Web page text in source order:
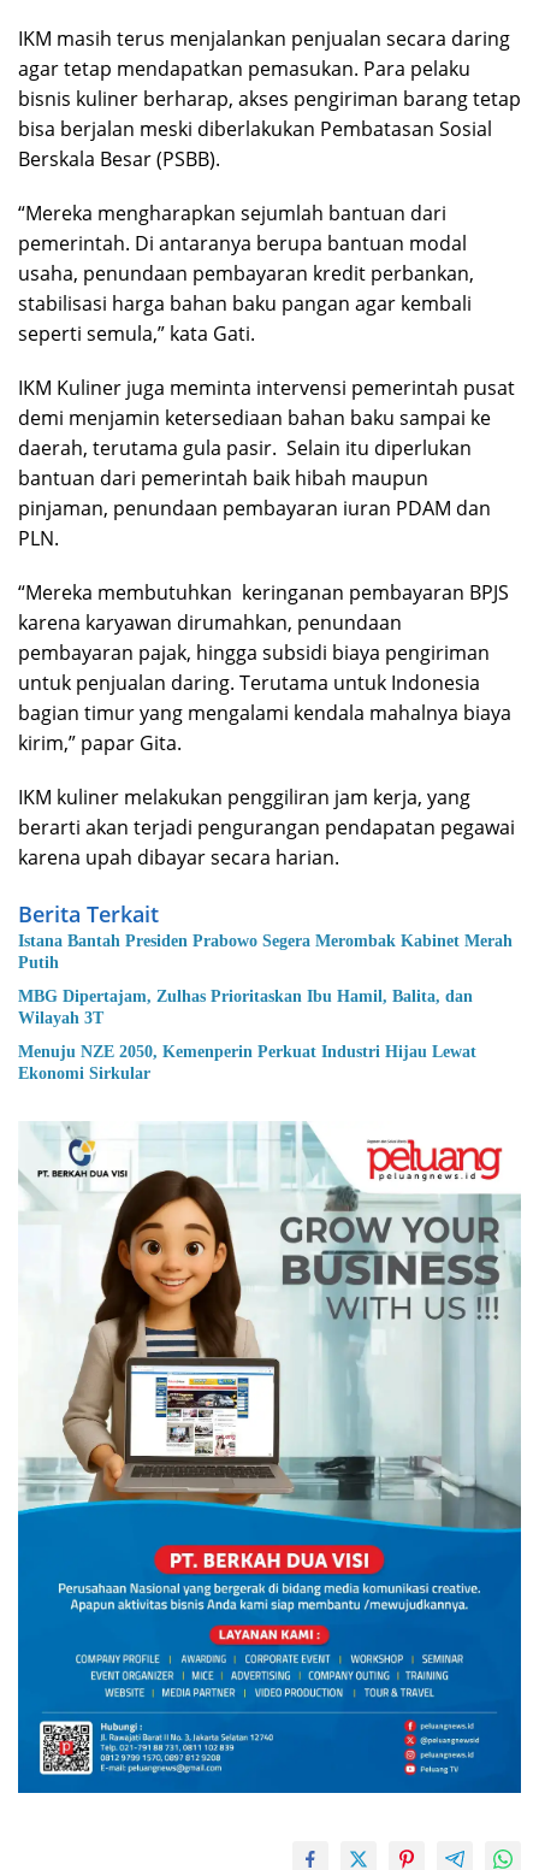
IKM masih terus menjalankan penjualan secara daring
agar tetap mendapatkan pemasukan. Para pelaku
bisnis kuliner berharap, akses pengiriman barang tetap
bisa berjalan meski diberlakukan Pembatasan Sosial
Berskala Besar (PSBB).
“Mereka mengharapkan sejumlah bantuan dari
pemerintah. Di antaranya berupa bantuan modal
usaha, penundaan pembayaran kredit perbankan,
stabilisasi harga bahan baku pangan agar kembali
seperti semula,” kata Gati.
IKM Kuliner juga meminta intervensi pemerintah pusat
demi menjamin ketersediaan bahan baku sampai ke
daerah, terutama gula pasir. Selain itu diperlukan
bantuan dari pemerintah baik hibah maupun
pinjaman, penundaan pembayaran iuran PDAM dan
PLN.
“Mereka membutuhkan keringanan pembayaran BPJS
karena karyawan dirumahkan, penundaan
pembayaran pajak, hingga subsidi biaya pengiriman
untuk penjualan daring. Terutama untuk Indonesia
bagian timur yang mengalami kendala mahalnya biaya
kirim,” papar Gita.
IKM kuliner melakukan penggiliran jam kerja, yang
berarti akan terjadi pengurangan pendapatan pegawai
karena upah dibayar secara harian.
Berita Terkait
Istana Bantah Presiden Prabowo Segera Merombak Kabinet Merah
Putih
MBG Dipertajam, Zulhas Prioritaskan Ibu Hamil, Balita, dan
Wilayah 3T
Menuju NZE 2050, Kemenperin Perkuat Industri Hijau Lewat
Ekonomi Sirkular